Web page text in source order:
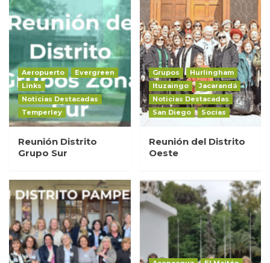
Aeropuerto
Evergreen
Links
Noticias Destacadas
Temperley
Reunión Distrito
Grupo Sur
Grupos
Hurlingham
Ituzaingo
Jacarandá
Noticias Destacadas
San Diego
Socias
Reunión del Distrito
Oeste